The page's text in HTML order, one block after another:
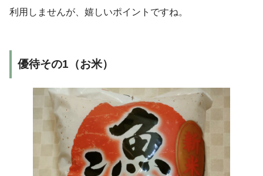
利用しませんが、嬉しいポイントですね。
優待その1（お米）